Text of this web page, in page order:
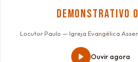
Demonstrativo
Locutor Paulo — Igreja Evangélica
Ouvir agora